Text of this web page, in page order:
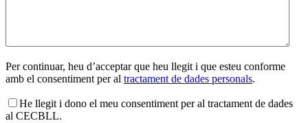
Per continuar, heu d’acceptar que heu llegit i que esteu conforme
amb el consentiment per al tractament de dades personals.
He llegit i dono el meu consentiment per al tractament de dades
al CECBLL.